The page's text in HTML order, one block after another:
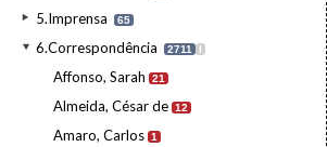
5.Imprensa 65
6.Correspondência 2711 I
Affonso, Sarah 21
Almeida, César de 12
Amaro, Carlos 1